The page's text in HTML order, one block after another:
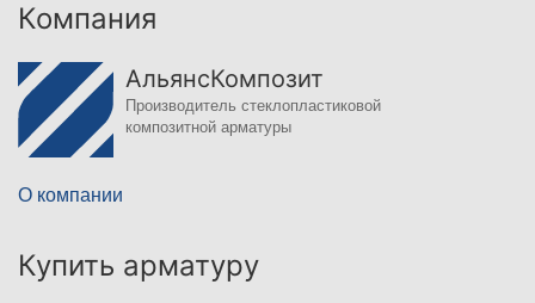
Компания
АльянсКомпозит
Производитель стеклопластиковой
композитной арматуры
О компании
Купить арматуру